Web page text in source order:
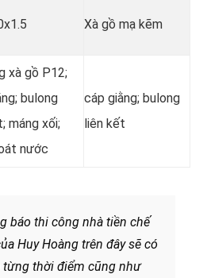
Xà gồ mạ kẽm
xà gồ P12;
bulong
máng xối;
nước
cáp giằng; bulong
liên kết
báo thi công nhà tiền chế
Huy Hoàng trên đây sẽ có
từng thời điểm cũng như